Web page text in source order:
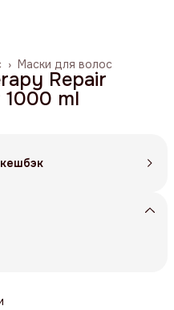
Маски для волос
›
Repair
1000 ml